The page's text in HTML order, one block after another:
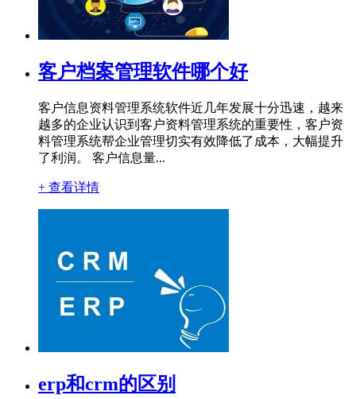
客户档案管理软件哪个好
客户信息资料管理系统软件近几年发展十分迅速，越来
越多的企业认识到客户资料管理系统的重要性，客户资
料管理系统帮企业管理切实有效降低了成本，大幅提升
了利润。 客户信息量...
+ 查看详情
erp和crm的区别